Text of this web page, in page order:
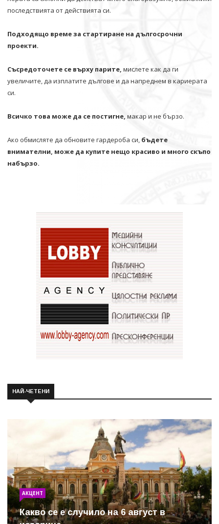
последствията от действията си.
Подходящо време за стартиране на дългосрочни
проекти.
Съсредоточете се върху парите, мислете как да ги
увеличите, да изплатите дългове и да напреднем в кариерата
си.
Всичко това може да се постигне, макар и не бързо.
Ако обмисляте да обновите гардероба си, бъдете
внимателни, може да купите нещо красиво и много скъпо
набързо.
НАЙ-ЧЕТЕНИ
АКЦЕНТ
Какво се е случило на 6 август в